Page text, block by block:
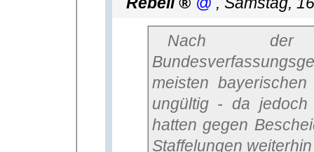
Nach der Entscheidung vom
meisten bayerischen
ungültig - da jedoch
hatten gegen
Staffelungen